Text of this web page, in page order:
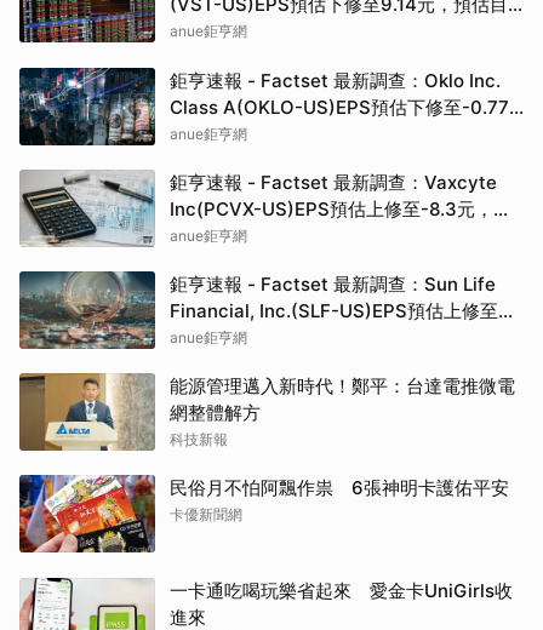
標價為222.00元
anue鉅亨網
鉅亨速報 - Factset 最新調查：Oklo Inc.
Class A(OKLO-US)EPS預估下修至-0.77
元，預估目標價為83.50元
anue鉅亨網
鉅亨速報 - Factset 最新調查：Vaxcyte
Inc(PCVX-US)EPS預估上修至-8.3元，預
估目標價為110.00元
anue鉅亨網
鉅亨速報 - Factset 最新調查：Sun Life
Financial, Inc.(SLF-US)EPS預估上修至
5.73元，預估目標價為80.81元
anue鉅亨網
能源管理邁入新時代！鄭平：台達電推微電
網整體解方
科技新報
民俗月不怕阿飄作祟 6張神明卡護佑平安
卡優新聞網
一卡通吃喝玩樂省起來 愛金卡UniGirls收
進來